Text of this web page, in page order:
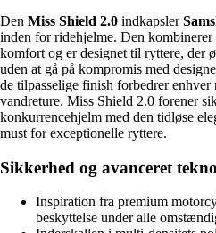
Den Miss Shield 2.0 indkapsler
inden for ridehjelme. Den
komfort og er designet til ryttere, der
uden at gå på kompromis med
de tilpasselige finish forbedrer
vandreture. Miss Shield 2.0 forener
konkurrencehjelm med den tidløse
must for exceptionelle ryttere.
Sikkerhed og avanceret
Inspiration fra premium
beskyttelse under alle